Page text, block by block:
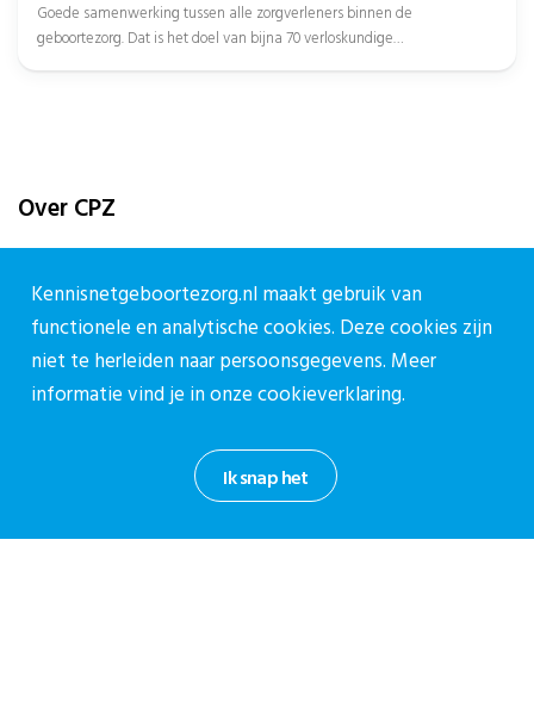
Goede samenwerking tussen alle zorgverleners binnen de
geboortezorg. Dat is het doel van bijna 70 verloskundige
Over CPZ
Over ons
Vacatures
Contact
Contact
Ik snap het
Kennisnetgeboortezorg.nl maakt gebruik van
functionele en analytische cookies. Deze cookies zijn
niet te herleiden naar persoonsgegevens. Meer
informatie vind je in onzecookieverklaring.